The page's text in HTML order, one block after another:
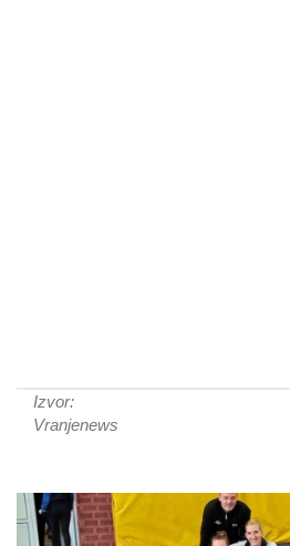
Izvor:
Vranjenews